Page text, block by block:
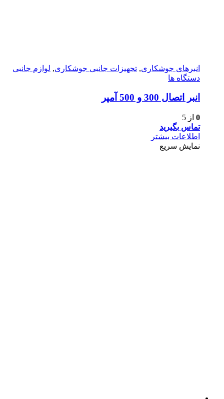
انبرهای جوشکاری, تجهیزات جانبی جوشکاری, لوازم جانبی
دستگاه ها
انبر اتصال 300 و 500 آمپر
0 از 5
تماس بگیرید
اطلاعات بیشتر
نمایش سریع